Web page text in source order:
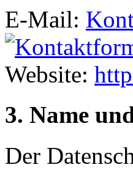
E-Mail:
Website:
3. Name
Der